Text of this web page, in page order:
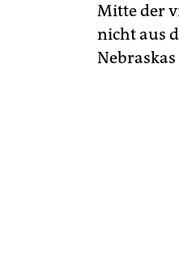
Mitte der
nicht aus